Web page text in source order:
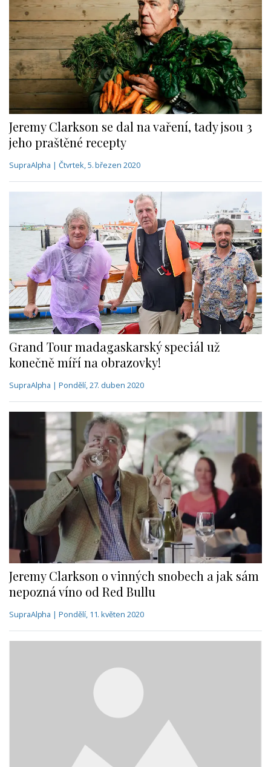
Jeremy Clarkson se dal na vaření, tady jsou 3
jeho praštěné recepty
SupraAlpha | Čtvrtek, 5. březen 2020
Grand Tour madagaskarský speciál už
konečně míří na obrazovky!
SupraAlpha | Pondělí, 27. duben 2020
Jeremy Clarkson o vinných snobech a jak sám
nepozná víno od Red Bullu
SupraAlpha | Pondělí, 11. květen 2020